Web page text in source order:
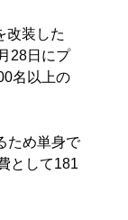
改装した
28日にプ
名以上の
ため単身で
として181